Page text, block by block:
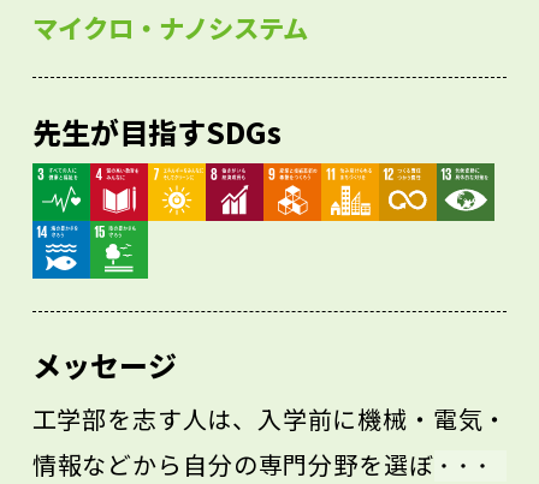
マイクロ・ナノシステム
先生が目指すSDGs
メッセージ
工学部を志す人は、入学前に機械・電気・
情報などから自分の専門分野を選ぼうとす